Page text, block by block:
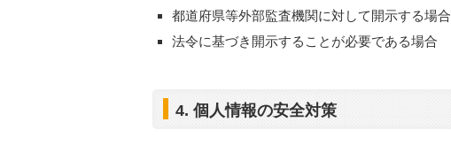
都道府県等外部監査機関に対して開示する場合
法令に基づき開示することが必要である場合
4. 個人情報の安全対策